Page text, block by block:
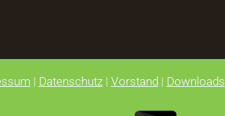
| Datenschutz| Vorstand | Downloads